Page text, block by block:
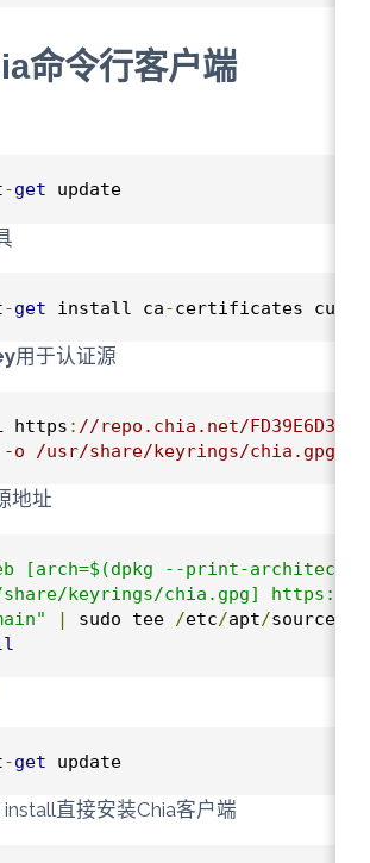
命令行客户端
-get update
-get install ca-certificates curl
用于认证源
https : //repo.chia.net/
-o /usr/share/keyrings/chia.gpg
地址
[arch=$(dpkg --print-
share/keyrings/chia.gpg] https://
| sudo tee /etc/apt/sources
-get update
直接安装Chia客户端